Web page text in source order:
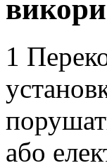
1
або